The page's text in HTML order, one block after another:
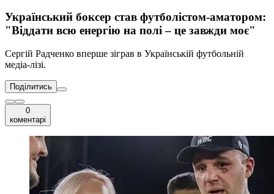
Український боксер став футболістом-аматором:
"Віддати всю енергію на полі – це завжди моє"
Сергій Радченко вперше зіграв в Українській футбольній
медіа-лізі.
Поділитись
0
коментарі